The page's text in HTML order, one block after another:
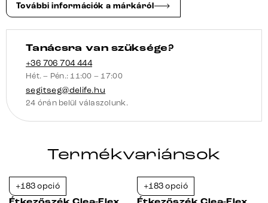
További információk a márkáról
Tanácsra van szüksége?
+36 706 704 444
Hét. – Pén.: 11:00 – 17:00
segitseg@delife.hu
24 órán belül válaszolunk.
Termékvariánsok
+183 opció +183 opció